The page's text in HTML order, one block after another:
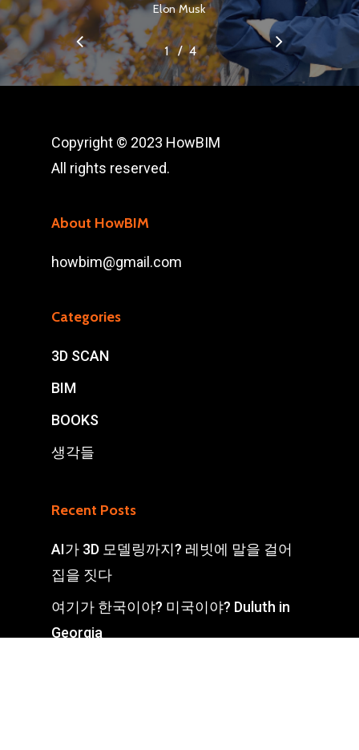
Elon Musk
1 2 3 4
/ 4
Copyright © 2023 HowBIM
All rights reserved.
About HowBIM
howbim@gmail.com
Categories
3D SCAN
BIM
BOOKS
생각들
Recent Posts
AI가 3D 모델링까지? 레빗에 말을 걸어
집을 짓다
여기가 한국이야? 미국이야? Duluth in
Georgia